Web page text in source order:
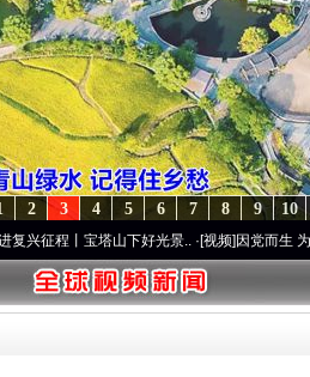
10
9
8
7
6
5
4
3
2
宝塔山下好光景..·[视频]因党而生 为党而战——